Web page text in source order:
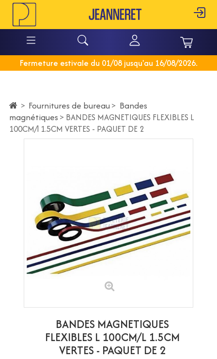
Fermeture estivale du 01/08 jusqu'au 16/08/2026.
> Fournitures de bureau > Bandes
magnétiques > BANDES MAGNETIQUES FLEXIBLES L
100CM/l 1.5CM VERTES - PAQUET DE 2
BANDES MAGNETIQUES
FLEXIBLES L 100CM/L 1.5CM
VERTES - PAQUET DE 2